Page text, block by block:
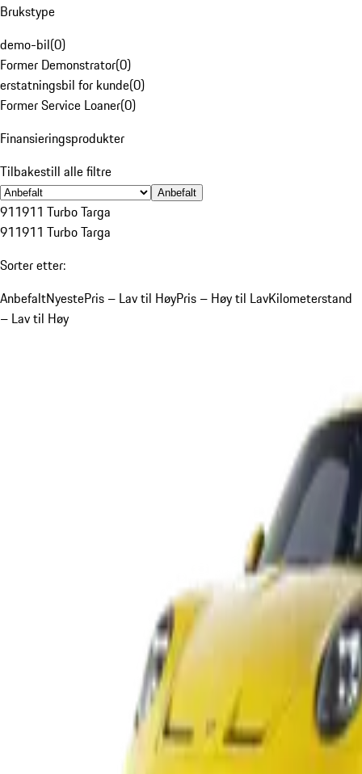
Brukstype
demo-bil(0)
Former Demonstrator(0)
erstatningsbil for kunde(0)
Former Service Loaner(0)
Finansieringsprodukter
Tilbakestill alle filtre
Anbefalt
911911 Turbo Targa
911911 Turbo Targa
Sorter etter:
AnbefaltNyestePris – Lav til HøyPris – Høy til LavKilometerstand
– Lav til Høy